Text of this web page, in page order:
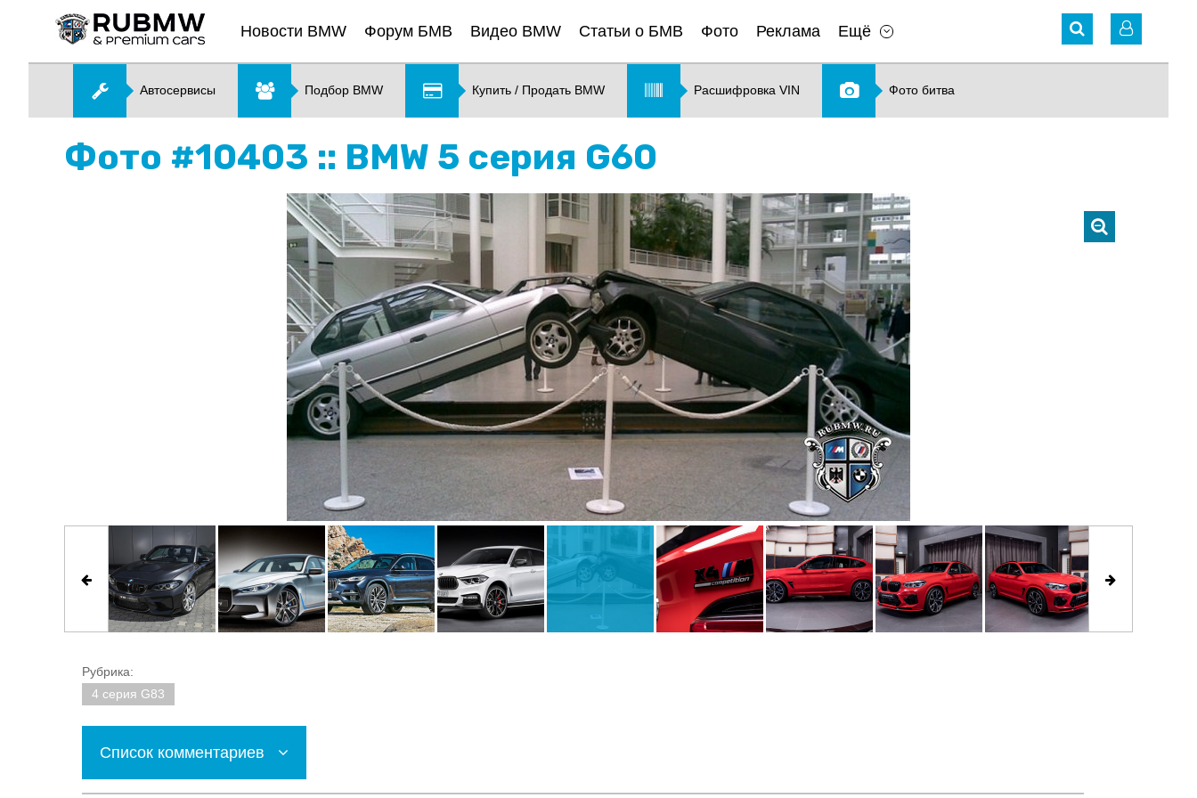
Новости BMW Форум БМВ Видео BMW Статьи о БМВ Фото Реклама Ещё
Автосервисы Подбор BMW Купить / Продать BMW Расшифровка VIN Фото битва
Фото #10403 :: BMW 5 серия G60
Рубрика:
4 серия G83
Список комментариев